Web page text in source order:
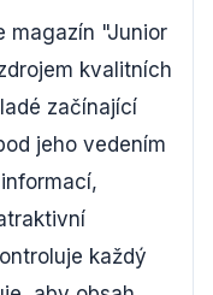
magazín "Junior
kvalitních
začínající
jeho vedením
každý